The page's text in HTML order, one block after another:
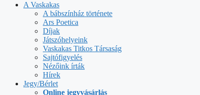
A Vaskakas
A bábszínház története
Ars Poetica
Díjak
Játszóhelyeink
Vaskakas Titkos Társaság
Sajtófigyelés
Nézőink írták
Hírek
Jegy/Bérlet
Online jegyvásárlás